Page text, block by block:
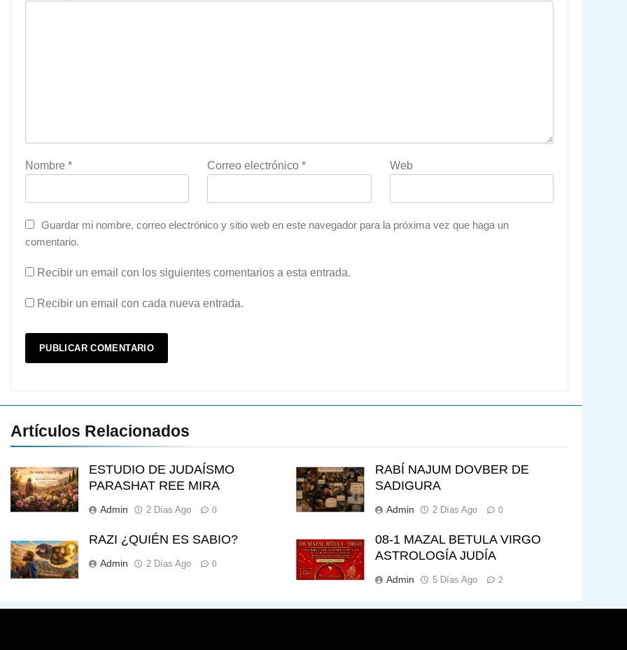
Nombre * Correo electrónico* Web
Guardar mi nombre, correo electrónico y sitio web en este navegador para la próxima vez que haga un
comentario.
Recibir un email con los siguientes comentarios a esta entrada.
Recibir un email con cada nueva entrada.
Artículos Relacionados
ESTUDIO DE JUDAÍSMO
PARASHAT REE MIRA
Admin 2 Días Ago 0
RABÍ NAJUM DOVBER DE
SADIGURA
Admin 2 Días Ago 0
RAZI ¿QUIÉN ES SABIO?
Admin 2 Días Ago 0
08-1 MAZAL BETULA VIRGO
ASTROLOGÍA JUDÍA
Admin 5 Días Ago 2